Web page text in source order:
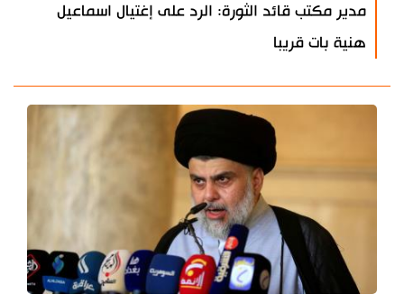
مدير مكتب قائد الثورة: الرد على إغتيال اسماعيل
هنية بات قريبا